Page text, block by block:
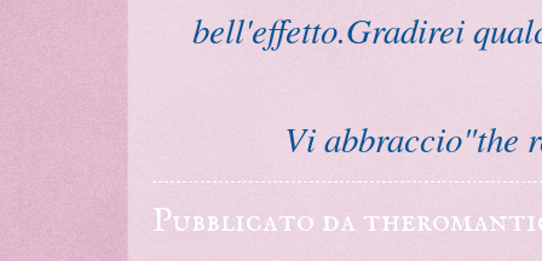
bell'effetto.Gradirei
Vi abbraccio"the
Pubblicato da